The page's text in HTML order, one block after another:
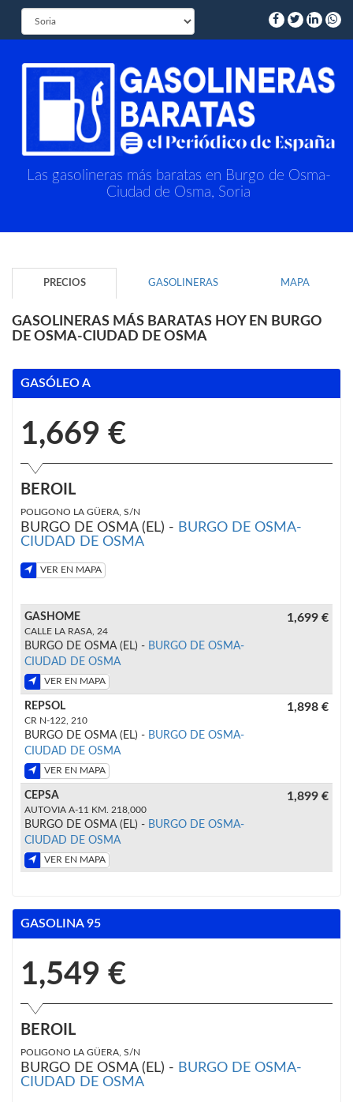
Las gasolineras más baratas en Burgo de Osma-
Ciudad de Osma, Soria
PRECIOS GASOLINERAS MAPA
GASOLINERAS MÁS BARATAS HOY EN BURGO
DE OSMA-CIUDAD DE OSMA
GASÓLEO A
1,669 €
BEROIL
POLIGONO LA GÜERA, S/N
BURGO DE OSMA (EL) - BURGO DE OSMA-
CIUDAD DE OSMA
VER EN MAPA
GASHOME
CALLE LA RASA, 24
BURGO DE OSMA (EL) - BURGO DE OSMA-
CIUDAD DE OSMA
VER EN MAPA
1,699 €
REPSOL
CR N-122, 210
BURGO DE OSMA (EL) - BURGO DE OSMA-
CIUDAD DE OSMA
VER EN MAPA
1,898 €
CEPSA
AUTOVIA A-11 KM. 218,000
BURGO DE OSMA (EL) - BURGO DE OSMA-
CIUDAD DE OSMA
VER EN MAPA
1,899 €
GASOLINA 95
1,549 €
BEROIL
POLIGONO LA GÜERA, S/N
BURGO DE OSMA (EL) - BURGO DE OSMA-
CIUDAD DE OSMA